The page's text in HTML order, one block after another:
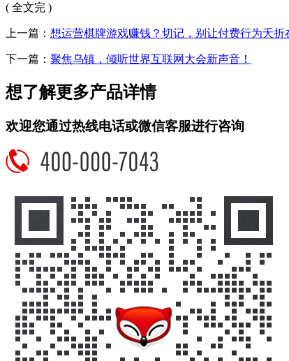
( 全文完 )
上一篇： 想运营棋牌游戏赚钱？切记，别让付费行为夭折
下一篇： 聚焦乌镇，倾听世界互联网大会新声音！
想了解更多产品详情
欢迎您通过热线电话或微信客服进行咨询